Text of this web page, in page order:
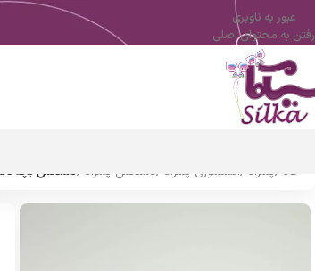
عبور به ناوبری
رفتن به محتوای اصلی
خانه /پسرانه /اکسسوری پسرانه /دستکش پسرانه /دستکش